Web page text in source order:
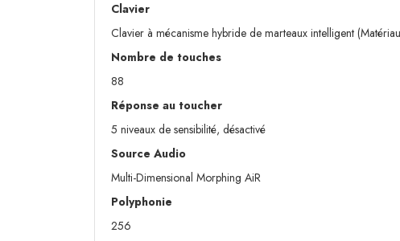
Clavier
Clavier à mécanisme hybride de marteaux intelligent
Nombre de touches
88
Réponse au toucher
5 niveaux de sensibilité, désactivé
Source Audio
Multi-Dimensional Morphing AiR
Polyphonie
256